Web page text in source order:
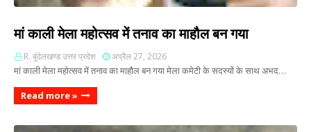
मां काली मेला महोत्सव में तनाव का माहौल बन गया
R. बुंदेलखण्ड उत्तर प्रदेश अप्रैल 27, 2026
मां काली मेला महोत्सव में तनाव का माहौल बन गया मेला कमेटी के सदस्यों के साथ अभद…
Read more »